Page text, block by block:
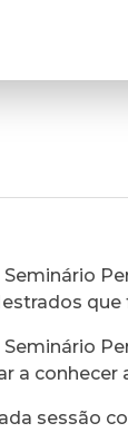
Seminário
que
Seminário
a conhecer
sessão